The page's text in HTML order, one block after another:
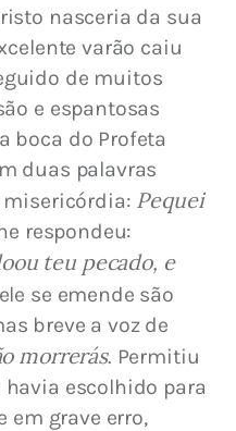
nasceria da sua
varão caiu
de muitos
e espantosas
boca do Profeta
duas palavras
misericórdia: Pequei
respondeu:
teu pecado, e
se emende são
breve a voz de
morrerás. Permitiu
havia escolhido para
em grave erro,